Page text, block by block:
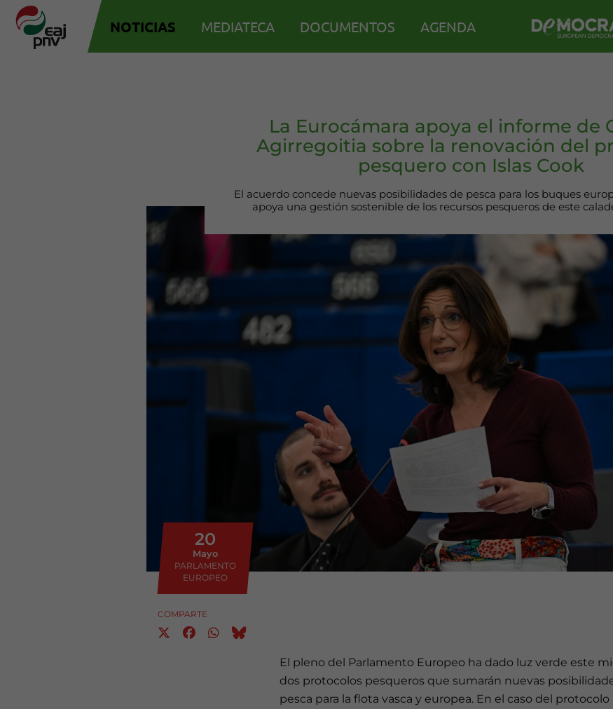
NOTICIAS MEDIATECA DOCUMENTOS AGENDA
La Eurocámara apoya el informe de
Agirregoitia sobre la renovación del
pesquero con Islas Cook
El acuerdo concede nuevas posibilidades de pesca para los buques
apoya una gestión sostenible de los recursos pesqueros de este
20
Mayo
PARLAMENTO
EUROPEO
COMPARTE
El pleno del Parlamento Europeo ha dado luz verde este
dos protocolos pesqueros que sumarán nuevas
pesca para la flota vasca y europea. En el caso del protocolo